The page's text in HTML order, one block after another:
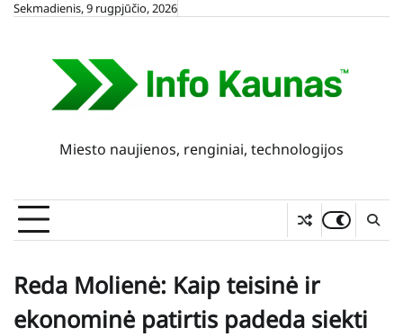
SkipSekmadienis, 9 rugpjūčio, 2026
Miesto naujienos, renginiai, technologijos
Reda Molienė: Kaip teisinė ir
ekonominė patirtis padeda siekti